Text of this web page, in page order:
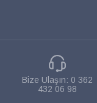
Bize Ulaşın: 0 362
432 06 98